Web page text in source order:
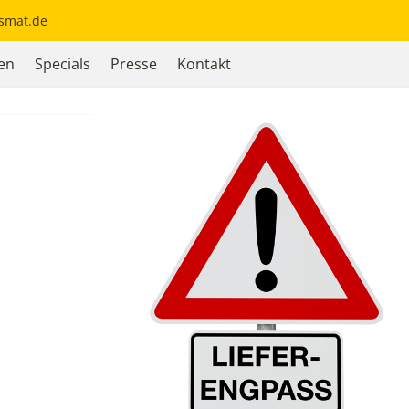
Specials Presse Kontakt